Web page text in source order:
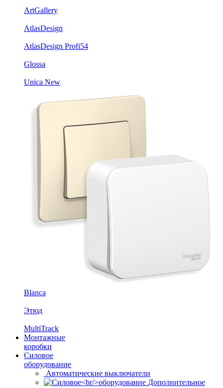
ArtGallery
AtlasDesign
AtlasDesign Profi54
Glossa
Unica New
Blanca
Этюд
MultiTrack
Монтажные
коробки
Силовое
оборудование
Автоматические выключатели
Дополнительное